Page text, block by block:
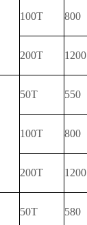
100T 800
200T 1200
50T 550
100T 800
200T 1200
50T 580